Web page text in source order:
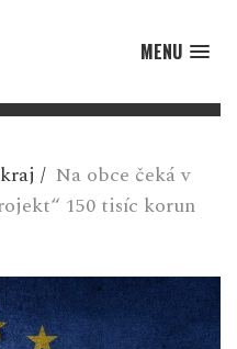
MENU
/ Na obce čeká v
150 tisíc korun